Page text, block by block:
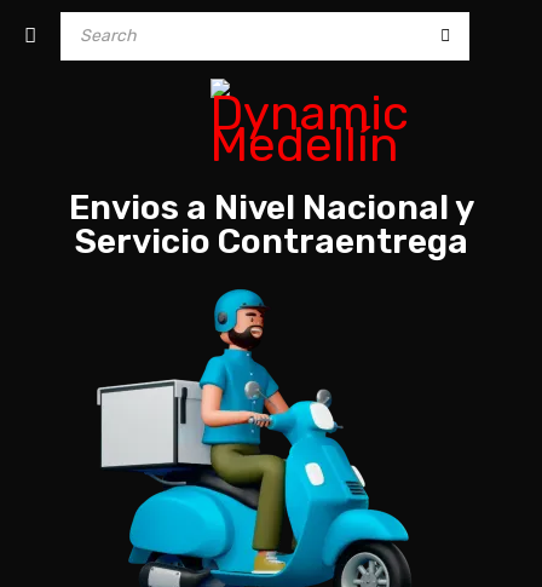
Envios a Nivel Nacional y
Servicio Contraentrega